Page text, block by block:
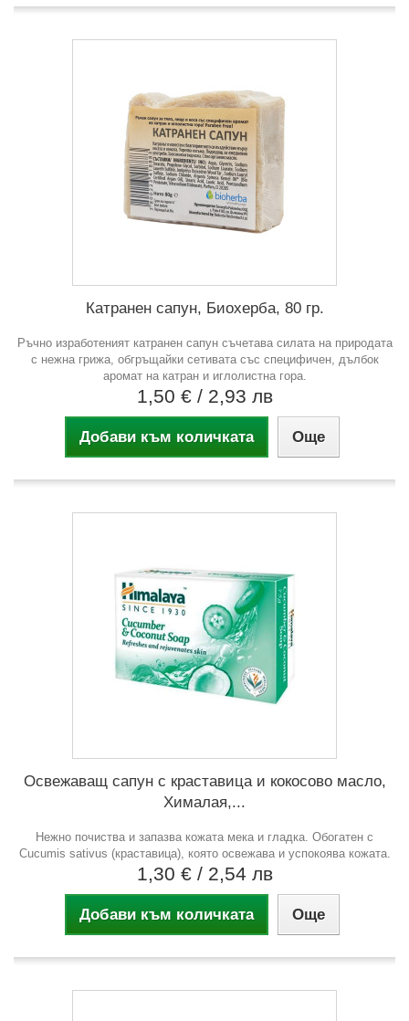
Катранен сапун, Биохерба, 80 гр.
Ръчно изработеният катранен сапун съчетава силата на природата
с нежна грижа, обгръщайки сетивата със специфичен, дълбок
аромат на катран и иглолистна гора.
1,50 € / 2,93 лв
Добави към количката Още
Освежаващ сапун с краставица и кокосово масло,
Хималая,...
Нежно почиства и запазва кожата мека и гладка. Обогатен с
Cucumis sativus (краставица), която освежава и успокоява кожата.
1,30 € / 2,54 лв
Добави към количката Още